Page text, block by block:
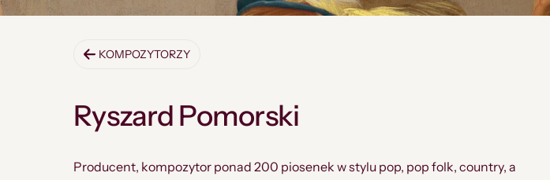
KOMPOZYTORZY
Ryszard Pomorski
Producent, kompozytor ponad 200 piosenek w stylu pop, pop folk, country, a